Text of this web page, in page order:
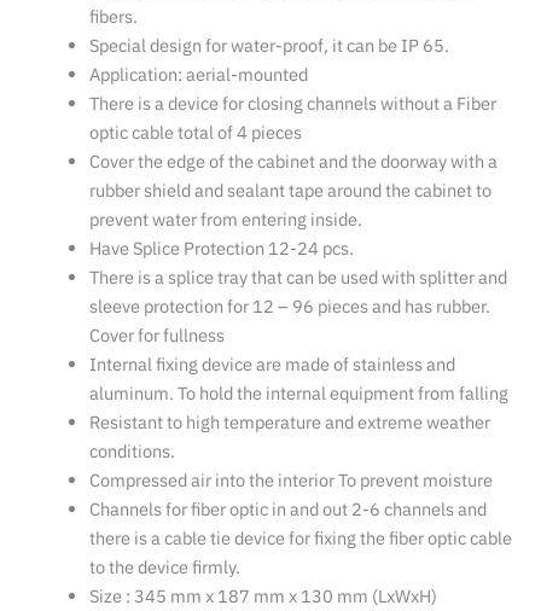
fibers.
Special design for water-proof, it can be IP 65.
Application: aerial-mounted
There is a device for closing channels without a Fiber
optic cable total of 4 pieces
Cover the edge of the cabinet and the doorway with a
rubber shield and sealant tape around the cabinet to
prevent water from entering inside.
Have Splice Protection 12-24 pcs.
There is a splice tray that can be used with splitter and
sleeve protection for 12 – 96 pieces and has rubber.
Cover for fullness
Internal fixing device are made of stainless and
aluminum. To hold the internal equipment from falling
Resistant to high temperature and extreme weather
conditions.
Compressed air into the interior To prevent moisture
Channels for fiber optic in and out 2-6 channels and
there is a cable tie device for fixing the fiber optic cable
to the device firmly.
Size : 345 mm x 187 mm x 130 mm (LxWxH)